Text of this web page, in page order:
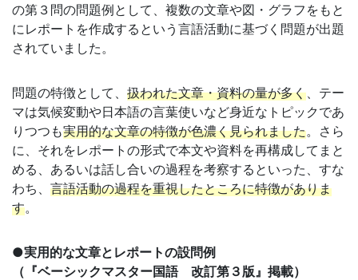
の第３問の問題例として、複数の文章や図・グラフをもと
にレポートを作成するという言語活動に基づく問題が出題
されていました。
問題の特徴として、 扱われた文章・資料の量が多く 、テー
マは気候変動や日本語の言葉使いなど身近なトピックであ
りつつも実用的な文章の特徴が色濃く見られました。さら
に、それをレポートの形式で本文や資料を再構成してまと
める、あるいは話し合いの過程を考察するといった、すな
わち、 言語活動の過程を重視したところに特徴がありま
す。
●実用的な文章とレポートの設問例
（『ベーシックマスター国語 改訂第３版』掲載）